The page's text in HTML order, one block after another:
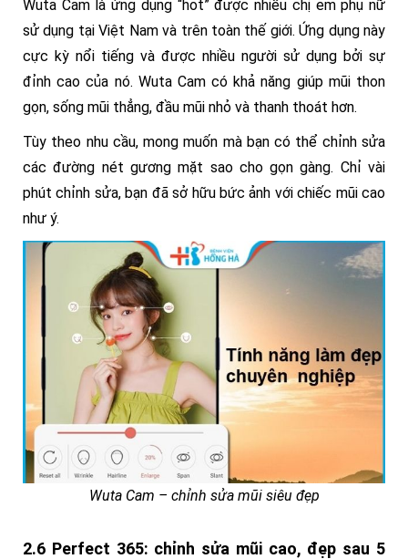
Wuta Cam là ứng dụng “hot” được nhiều chị em phụ nữ
sử dụng tại Việt Nam và trên toàn thế giới. Ứng dụng này
cực kỳ nổi tiếng và được nhiều người sử dụng bởi sự
đỉnh cao của nó. Wuta Cam có khả năng giúp mũi thon
gọn, sống mũi thẳng, đầu mũi nhỏ và thanh thoát hơn.
Tùy theo nhu cầu, mong muốn mà bạn có thể chỉnh sửa
các đường nét gương mặt sao cho gọn gàng. Chỉ vài
phút chỉnh sửa, bạn đã sở hữu bức ảnh với chiếc mũi cao
như ý.
Wuta Cam – chỉnh sửa mũi siêu đẹp
2.6 Perfect 365: chỉnh sửa mũi cao, đẹp sau 5